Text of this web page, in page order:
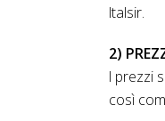
ltalsir.
2)
l prezzi
così